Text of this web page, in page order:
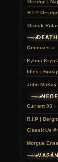
R.I.P
Orcsik
Omniozis »
Kylmä
Idles |
John McKay
Current 93 »
R.I.P |
ClassicUs
Morgue